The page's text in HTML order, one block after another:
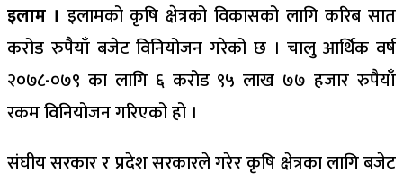
इलाम । इलामको कृषि क्षेत्रको विकासको लागि करिब सात
करोड रुपैयाँ बजेट विनियोजन गरेको छ । चालु आर्थिक वर्ष
२०७८-०७९ का लागि ६ करोड ९५ लाख ७७ हजार रुपैयाँ
रकम विनियोजन गरिएको हो ।
संघीय सरकार र प्रदेश सरकारले गरेर कृषि क्षेत्रका लागि बजेट